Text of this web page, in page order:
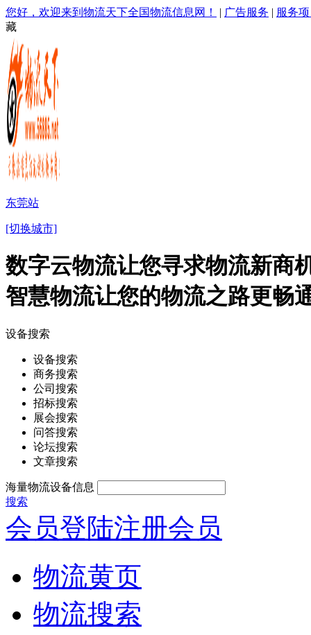
您好，欢迎来到物流天下全国物流信息网！ | 广告服务 | 服务
藏
东莞站
[切换城市]
数字云物流让您寻求物流新商
智慧物流让您的物流之路更畅
设备搜索
设备搜索
商务搜索
公司搜索
招标搜索
展会搜索
问答搜索
论坛搜索
文章搜索
海量物流设备信息
搜索
会员登陆注册会员
物流黄页
物流搜索